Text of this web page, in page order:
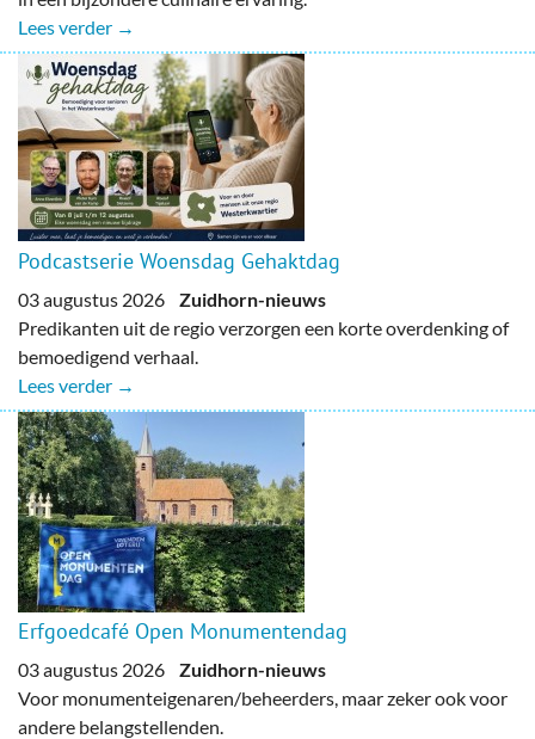
Lees verder →
Podcastserie Woensdag Gehaktdag
03 augustus 2026 Zuidhorn-nieuws
Predikanten uit de regio verzorgen een korte overdenking of
bemoedigend verhaal.
Lees verder →
Erfgoedcafé Open Monumentendag
03 augustus 2026 Zuidhorn-nieuws
Voor monumenteigenaren/beheerders, maar zeker ook voor
andere belangstellenden.